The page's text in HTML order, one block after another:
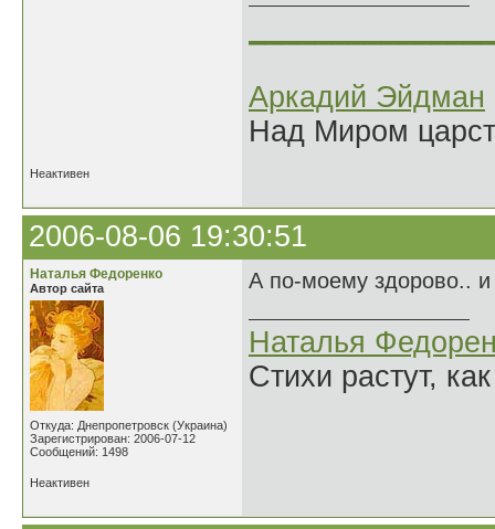
Аркадий Эйдман
Над Миром
Неактивен
2006-08-06 19:30:51
Наталья Федоренко
Автор сайта
Откуда: Днепропетровск (Украина)
Зарегистрирован: 2006-07-12
Сообщений: 1498
А по-моему здорово..
Наталья
Стихи растут,
Неактивен